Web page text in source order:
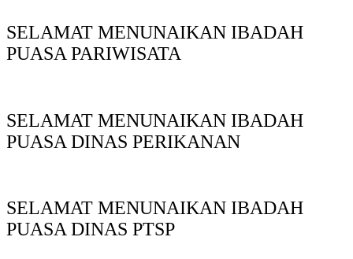
SELAMAT MENUNAIKAN IBADAH
PUASA PARIWISATA
SELAMAT MENUNAIKAN IBADAH
PUASA DINAS PERIKANAN
SELAMAT MENUNAIKAN IBADAH
PUASA DINAS PTSP